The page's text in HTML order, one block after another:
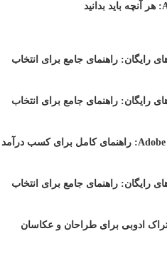
رایگان: راهنمای جامع برای انتخاب
رایگان: راهنمای جامع برای انتخاب
فروش عکس در Adobe Stock: راهنمای کامل برای کسب درآمد
رایگان: راهنمای جامع برای انتخاب
ادوبی برای طراحان و عکاسان